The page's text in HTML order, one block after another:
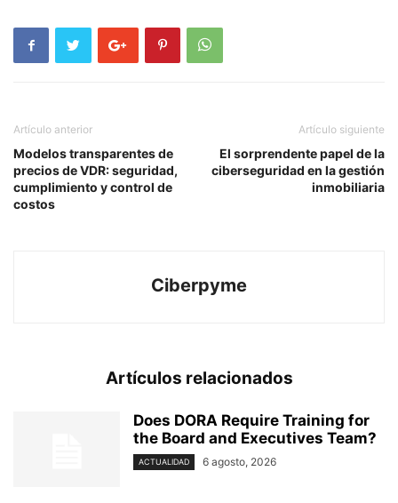
Artículo anterior
Modelos transparentes de
precios de VDR: seguridad,
cumplimiento y control de
costos
Artículo siguiente
El sorprendente papel de la
ciberseguridad en la gestión
inmobiliaria
Ciberpyme
Artículos relacionados
Does DORA Require Training for
the Board and Executives Team?
ACTUALIDAD 6 agosto, 2026